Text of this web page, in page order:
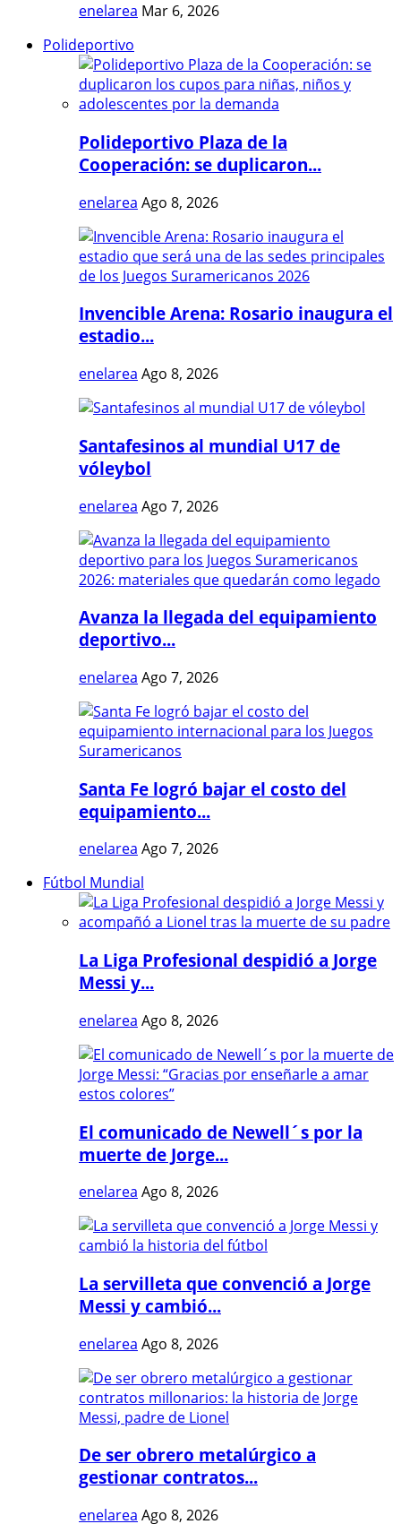
enelarea Mar 6, 2026
Polideportivo
Polideportivo Plaza de la
Cooperación: se duplicaron...
enelarea Ago 8, 2026
Invencible Arena: Rosario inaugura el
estadio...
enelarea Ago 8, 2026
Santafesinos al mundial U17 de
vóleybol
enelarea Ago 7, 2026
Avanza la llegada del equipamiento
deportivo...
enelarea Ago 7, 2026
Santa Fe logró bajar el costo del
equipamiento...
enelarea Ago 7, 2026
Fútbol Mundial
La Liga Profesional despidió a Jorge
Messi y...
enelarea Ago 8, 2026
El comunicado de Newell´s por la
muerte de Jorge...
enelarea Ago 8, 2026
La servilleta que convenció a Jorge
Messi y cambió...
enelarea Ago 8, 2026
De ser obrero metalúrgico a
gestionar contratos...
enelarea Ago 8, 2026